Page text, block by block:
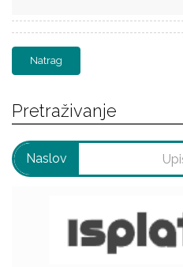
Natrag
Pretraživanje
Naslov